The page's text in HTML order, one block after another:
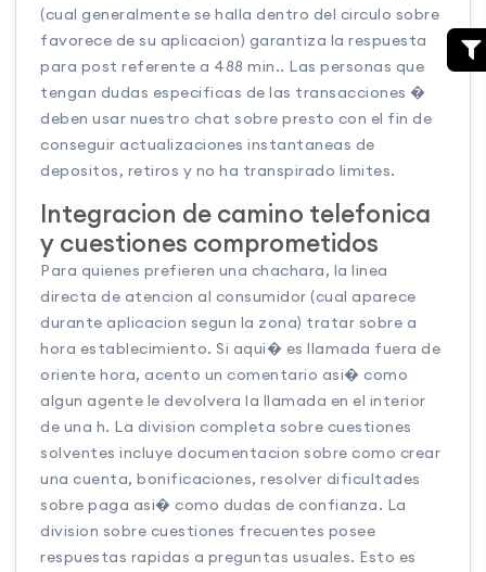
(cual generalmente se halla dentro del circulo sobre
favorece de su aplicacion) garantiza la respuesta
para post referente a 488 min.. Las personas que
tengan dudas especificas de las transacciones �
deben usar nuestro chat sobre presto con el fin de
conseguir actualizaciones instantaneas de
depositos, retiros y no ha transpirado limites.
Integracion de camino telefonica
y cuestiones comprometidos
Para quienes prefieren una chachara, la linea
directa de atencion al consumidor (cual aparece
durante aplicacion segun la zona) tratar sobre a
hora establecimiento. Si aqui� es llamada fuera de
oriente hora, acento un comentario asi� como
algun agente le devolvera la llamada en el interior
de una h. La division completa sobre cuestiones
solventes incluye documentacion sobre como crear
una cuenta, bonificaciones, resolver dificultades
sobre paga asi� como dudas de confianza. La
division sobre cuestiones frecuentes posee
respuestas rapidas a preguntas usuales. Esto es